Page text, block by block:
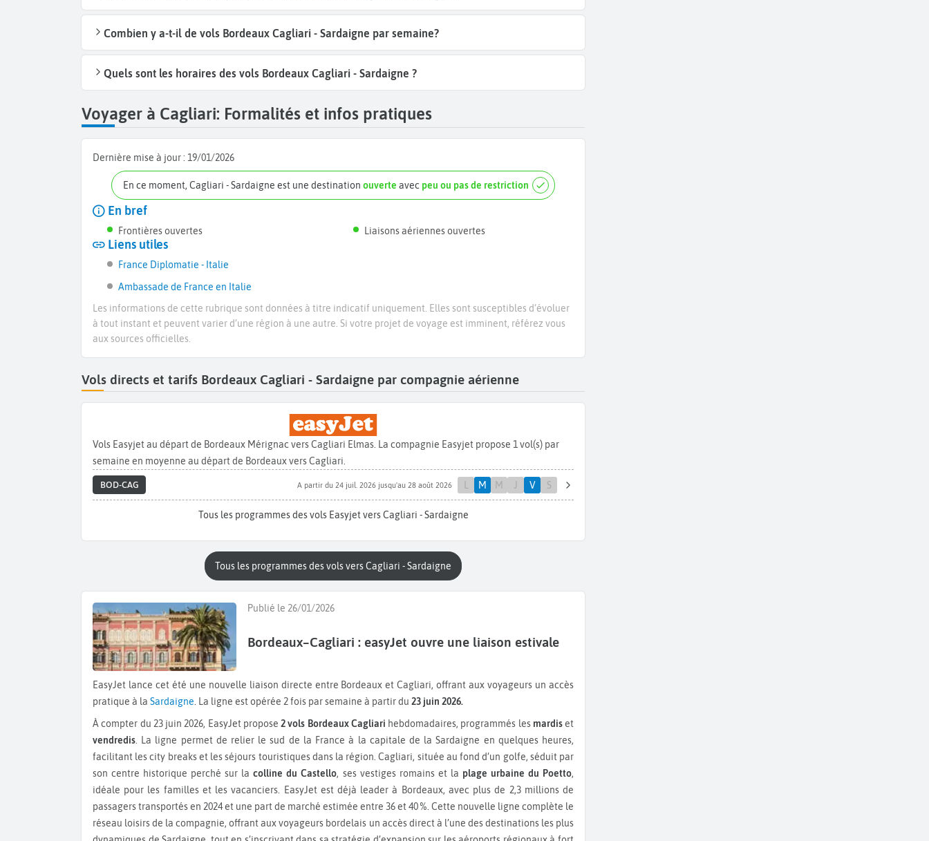
Combien y a-t-il de vols Bordeaux Cagliari - Sardaigne par semaine?
Quels sont les horaires des vols Bordeaux Cagliari - Sardaigne ?
Voyager à Cagliari: Formalités et infos pratiques
Dernière mise à jour : 19/01/2026
En ce moment, Cagliari - Sardaigne est une destinationouverte avec peu ou pas de restriction
En bref
Frontières ouvertes Liaisons aériennes ouvertes
Liens utiles
France Diplomatie - Italie
Ambassade de France en Italie
Les informations de cette rubrique sont données à titre indicatif uniquement. Elles sont susceptibles d’évoluer
à tout instant et peuvent varier d’une région à une autre. Si votre projet de voyage est imminent, référez vous
aux sources officielles.
Vols directs et tarifs Bordeaux Cagliari - Sardaigne par compagnie aérienne
Vols Easyjet au départ de Bordeaux Mérignac vers Cagliari Elmas. La compagnie Easyjet propose 1 vol(s) par
semaine en moyenne au départ de Bordeaux vers Cagliari.
BOD-CAG A partir du 24 juil. 2026 jusqu'au 28 août 2026 M M J V S
Tous les programmes des vols Easyjet vers Cagliari - Sardaigne
Tous les programmes des vols vers Cagliari - Sardaigne
Publié le 26/01/2026
Bordeaux–Cagliari : easyJet ouvre une liaison estivale
EasyJet lance cet été une nouvelle liaison directe entre Bordeaux et Cagliari, offrant aux voyageurs un accès
pratique à la Sardaigne . La ligne est opérée 2 fois par semaine à partir du 23 juin 2026.
À compter du 23 juin 2026, EasyJet propose 2 vols Bordeaux Cagliari hebdomadaires, programmés les mardiset
vendredis . La ligne permet de relier le sud de la France à la capitale de la Sardaigne en quelques heures,
facilitant les city breaks et les séjours touristiques dans la région. Cagliari, située au fond d’un golfe, séduit par
son centre historique perché sur lacolline du Castello, ses vestiges romains et la plage urbaine du Poetto,
idéale pour les familles et les vacanciers. EasyJet est déjà leader à Bordeaux, avec plus de 2,3 millions de
passagers transportés en 2024 et une part de marché estimée entre 36 et 40 %. Cette nouvelle ligne complète le
réseau loisirs de la compagnie, offrant aux voyageurs bordelais un accès direct à l’une des destinations les plus